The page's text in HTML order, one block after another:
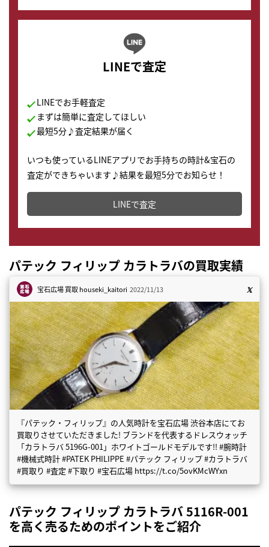
LINEで査定
LINEでお手軽査定
まずは簡単に査定してほしい
最短5分♪査定結果が届く
いつも使っているLINEアプリでお手持ちの時計&宝石の
査定ができちゃいます♪結果を最短5分でお知らせ！
どこからでもすぐに査定金額を知ることが出来ます。
LINEで査定
パテック フィリップ カラトラバの買取実績
宝石広場 買取houseki_kaitori 2022/11/13
『パテック・フィリップ』の人気時計を宝石広場 渋谷本店にてお
買取りさせていただきました! ブランドを代表するドレスウォッチ
「カラトラバ 5196G-001」ホワイトゴールドモデルです!! #腕時計
#機械式時計 #PATEK PHILIPPE #パテック フィリップ #カラトラバ
#買取り #査定 #下取り #宝石広場 https://t.co/5ovKMcWYxn
パテック フィリップ カラトラバ 5116R-001
を高く売るためのポイントをご紹介